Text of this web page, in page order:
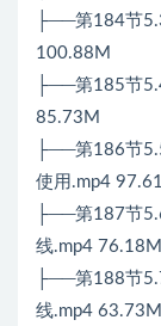
├──第184节
100.88M
├──第185节
85.73M
├──第186节
使用.mp4
├──第187节
线.mp4 76.18M
├──第188节
线.mp4 63.73M